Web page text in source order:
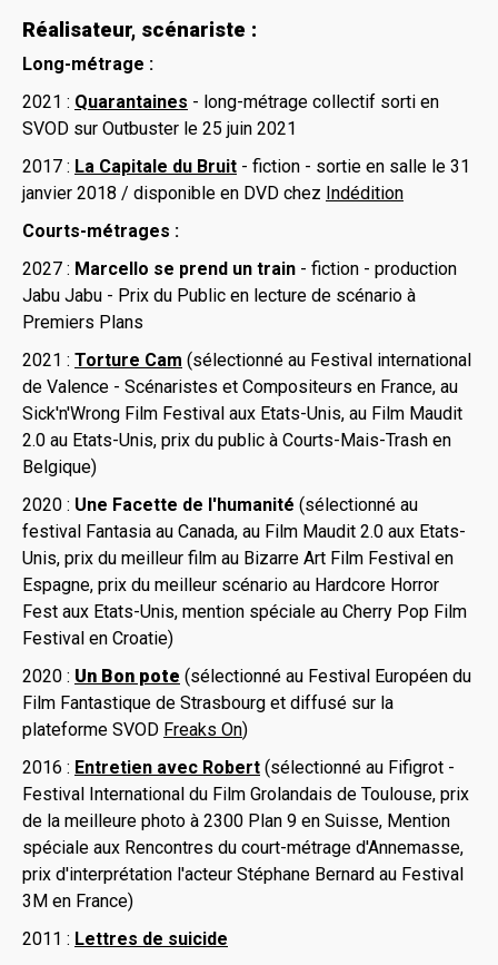
Réalisateur, scénariste :
Long-métrage :
2021 : Quarantaines - long-métrage collectif sorti en
SVOD sur Outbuster le 25 juin 2021
2017 : La Capitale du Bruit - fiction - sortie en salle le 31
janvier 2018 / disponible en DVD chez Indédition
Courts-métrages :
2027 : Marcello se prend un train - fiction - production
Jabu Jabu - Prix du Public en lecture de scénario à
Premiers Plans
2021 : Torture Cam (sélectionné au Festival international
de Valence - Scénaristes et Compositeurs en France, au
Sick'n'Wrong Film Festival aux Etats-Unis, au Film Maudit
2.0 au Etats-Unis, prix du public à Courts-Mais-Trash en
Belgique)
2020 : Une Facette de l'humanité (sélectionné au
festival Fantasia au Canada, au Film Maudit 2.0 aux Etats-
Unis, prix du meilleur film au Bizarre Art Film Festival en
Espagne, prix du meilleur scénario au Hardcore Horror
Fest aux Etats-Unis, mention spéciale au Cherry Pop Film
Festival en Croatie)
2020 : Un Bon pote (sélectionné au Festival Européen du
Film Fantastique de Strasbourg et diffusé sur la
plateforme SVOD Freaks On)
2016 : Entretien avec Robert (sélectionné au Fifigrot -
Festival International du Film Grolandais de Toulouse, prix
de la meilleure photo à 2300 Plan 9 en Suisse, Mention
spéciale aux Rencontres du court-métrage d'Annemasse,
prix d'interprétation l'acteur Stéphane Bernard au Festival
3M en France)
2011 : Lettres de suicide